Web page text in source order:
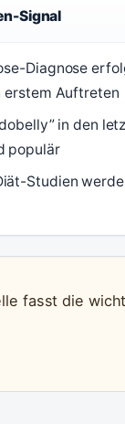
Signal
Diagnose
erstem Auftreten
in den
populär
Studien
fasst die